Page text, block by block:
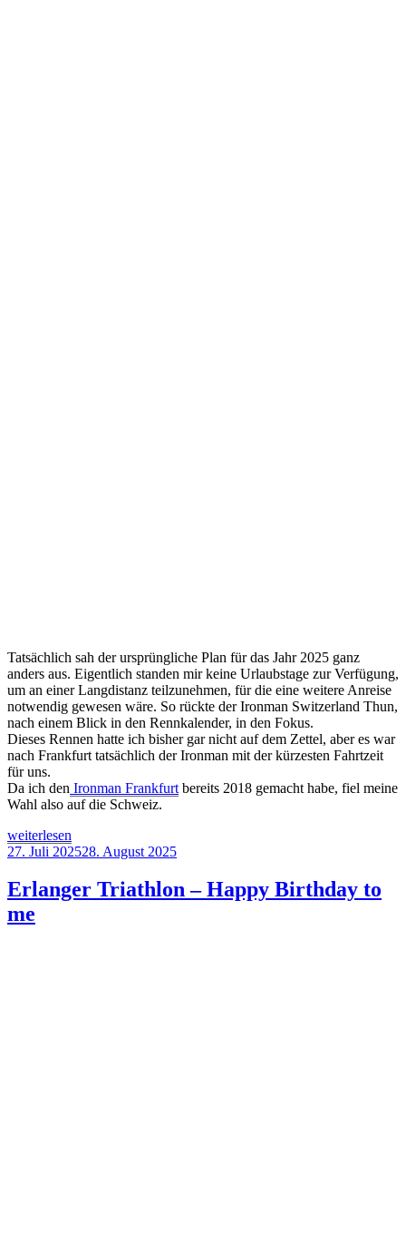
Tatsächlich sah der ursprüngliche Plan für das Jahr 2025 ganz
anders aus. Eigentlich standen mir keine Urlaubstage zur Verfügung,
um an einer Langdistanz teilzunehmen, für die eine weitere Anreise
notwendig gewesen wäre. So rückte der Ironman Switzerland Thun,
nach einem Blick in den Rennkalender, in den Fokus.
Dieses Rennen hatte ich bisher gar nicht auf dem Zettel, aber es war
nach Frankfurt tatsächlich der Ironman mit der kürzesten Fahrtzeit
für uns.
Da ich den Ironman Frankfurt bereits 2018 gemacht habe, fiel meine
Wahl also auf die Schweiz.
„Ironman
Switzerland
2025
–
Ein
weiterlesen
Veröffentlicht
27. Juli 202528. August 2025
Erlanger Triathlon – Happy Birthday to
me